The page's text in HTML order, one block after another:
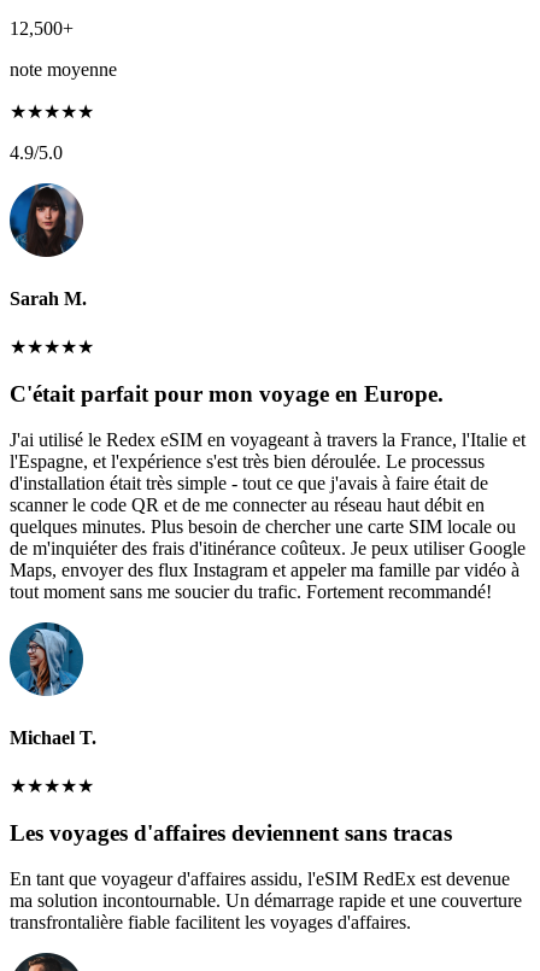
12,500+
note moyenne
★★★★★
4.9/5.0
Sarah M.
★★★★★
C'était parfait pour mon voyage en Europe.
J'ai utilisé le Redex eSIM en voyageant à travers la France, l'Italie et
l'Espagne, et l'expérience s'est très bien déroulée. Le processus
d'installation était très simple - tout ce que j'avais à faire était de
scanner le code QR et de me connecter au réseau haut débit en
quelques minutes. Plus besoin de chercher une carte SIM locale ou
de m'inquiéter des frais d'itinérance coûteux. Je peux utiliser Google
Maps, envoyer des flux Instagram et appeler ma famille par vidéo à
tout moment sans me soucier du trafic. Fortement recommandé!
Michael T.
★★★★★
Les voyages d'affaires deviennent sans tracas
En tant que voyageur d'affaires assidu, l'eSIM RedEx est devenue
ma solution incontournable. Un démarrage rapide et une couverture
transfrontalière fiable facilitent les voyages d'affaires.